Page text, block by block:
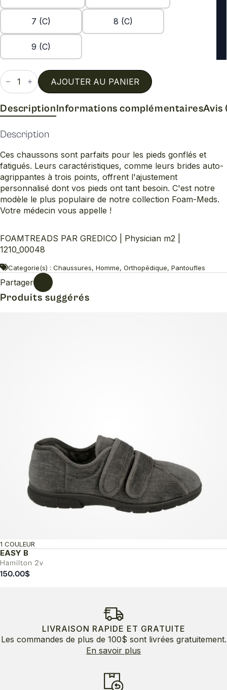
7 (C) 8 (C)
9 (C)
quantité
de
Physician
AJOUTER AU PANIER
DescriptionInformations complémentairesAvis
Description
Ces chaussons sont parfaits pour les pieds gonflés et
fatigués. Leurs caractéristiques, comme leurs brides auto-
agrippantes à trois points, offrent l'ajustement
personnalisé dont vos pieds ont tant besoin. C'est notre
modèle le plus populaire de notre collection Foam-Meds.
Votre médecin vous appelle !
FOAMTREADS PAR GREDICO | Physician m2 |
1210_00048
Categorie(s) : Chaussures, Homme, Orthopédique, Pantoufles
Partager
Produits suggérés
EASY B
Hamilton 2v
1 COULEUR
150.00$
LIVRAISON RAPIDE ET GRATUITE
Les commandes de plus de 100$ sont livrées gratuitement.
En savoir plus